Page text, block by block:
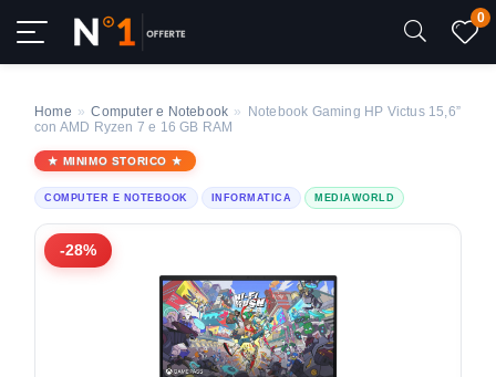
0
Home » Computer e Notebook »
Notebook Gaming HP Victus 15,6”
con AMD Ryzen 7 e 16 GB RAM
MINIMO STORICO
COMPUTER E NOTEBOOK INFORMATICA MEDIAWORLD
-28%